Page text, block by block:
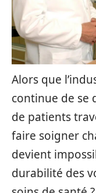
Alors que
continue de se
de patients
faire soigner
devient
durabilité des